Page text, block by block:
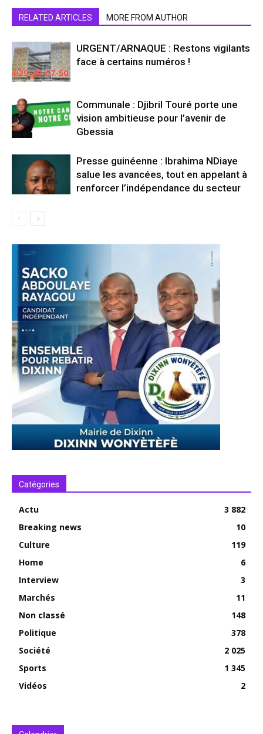
RELATED ARTICLES MORE FROM AUTHOR
URGENT/ARNAQUE : Restons vigilants
face à certains numéros !
Communale : Djibril Touré porte une
vision ambitieuse pour l’avenir de
Gbessia
Presse guinéenne : Ibrahima NDiaye
salue les avancées, tout en appelant à
renforcer l’indépendance du secteur
Catégories
Actu
3 882
Breaking news
10
Culture
119
Home
6
Interview
3
Marchés
11
Non classé
148
Politique
378
Société
2 025
Sports
1 345
Vidéos
2